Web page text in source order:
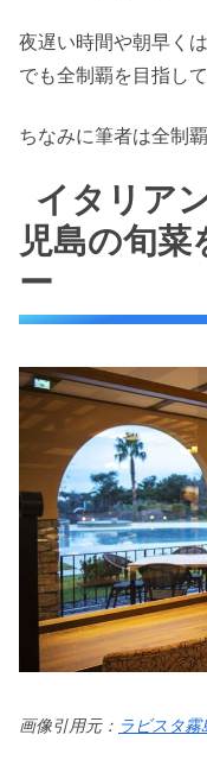
夜遅い時間や朝早く
でも全制覇を目指し
ちなみに筆者は全制
イタリア
児島の旬
ー
画像引用元： ラビスタ霧